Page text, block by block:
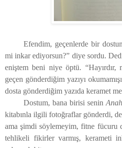
Efendim, geçenlerde bir
mi inkar ediyorsun?” diye sordu.
eniştem beni niye öptü. “Hayırdır,
geçen gönderdiğim yazıyı
dosta gönderdiğim yazıda keramet
Dostum, bana birisi senin
kitabınla ilgili fotoğraflar gönderdi,
ama şimdi söylemeyim, fitne fücuru
tehlikeli fikirler varmış, kerameti